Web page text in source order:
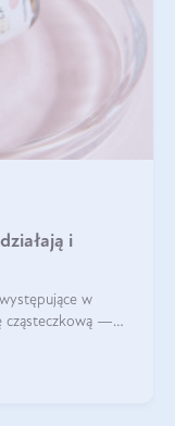
i
w
cząsteczkową —